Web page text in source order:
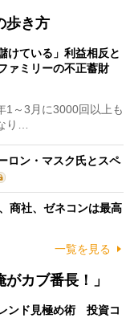
歩き方
けている」利益相反と
ァミリーの不正蓄財
～3月に3000回以上も
り…
ロン・マスク氏とスペ
商社、ゼネコンは最高
一覧を見る
カブ番長！」
ンド見極め術 投資コ